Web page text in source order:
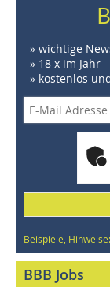
» wichtige
» 18 x im Jahr
» kostenlos
Beispiele,
BBB Jobs